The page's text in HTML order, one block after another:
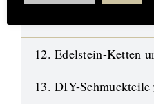
12. Edelstein-Ketten
13. DIY-Schmuckteile